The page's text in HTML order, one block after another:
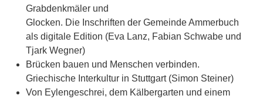
Grabdenkmäler und
Glocken. Die Inschriften der Gemeinde Ammerbuch
als digitale Edition (Eva Lanz, Fabian Schwabe und
Tjark Wegner)
Brücken bauen und Menschen verbinden.
Griechische Interkultur in Stuttgart (Simon Steiner)
Von Eylengeschrei, dem Kälbergarten und einem